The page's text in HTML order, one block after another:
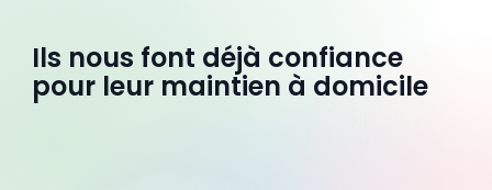
Ils nous font déjà confiance
pour leur maintien à domicile